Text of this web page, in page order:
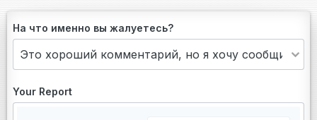
На что именно вы жалуетесь?
Your Report